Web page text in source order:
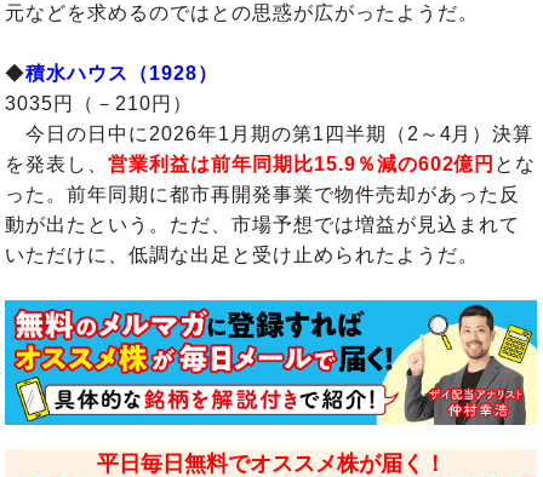
元などを求めるのではとの思惑が広がったようだ。
◆積水ハウス（1928）
3035円（－210円）
今日の日中に2026年1月期の第1四半期（2～4月）決算
を発表し、営業利益は前年同期比15.9％減の602億円 とな
った。前年同期に都市再開発事業で物件売却があった反
動が出たという。ただ、市場予想では増益が見込まれて
いただけに、低調な出足と受け止められたようだ。
平日毎日無料でオススメ株が届く！